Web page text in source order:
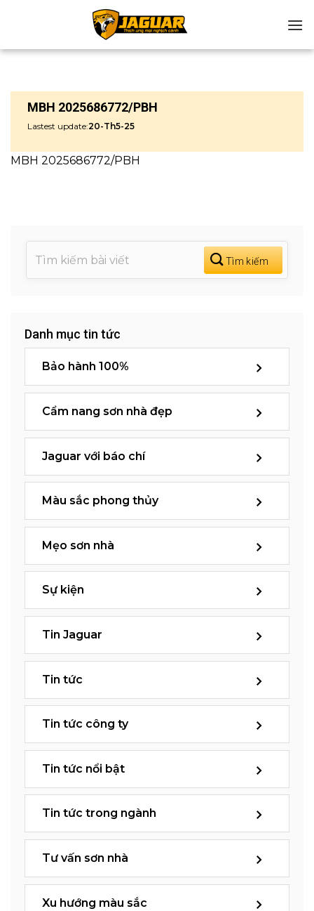
MBH 2025686772/PBH
Lastest update:20-Th5-25
MBH 2025686772/PBH
Danh mục tin tức
Bảo hành 100%
Cẩm nang sơn nhà đẹp
Jaguar với báo chí
Màu sắc phong thủy
Mẹo sơn nhà
Sự kiện
Tin Jaguar
Tin tức
Tin tức công ty
Tin tức nổi bật
Tin tức trong ngành
Tư vấn sơn nhà
Xu hướng màu sắc